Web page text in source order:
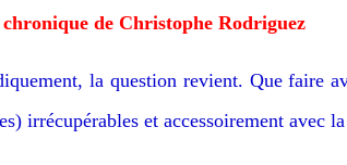
chronique de Christophe Rodriguez
la question revient. Que faire
irrécupérables et accessoirement avec